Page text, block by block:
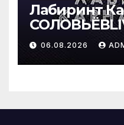
Лабиринт
2026 года
06.08.2026